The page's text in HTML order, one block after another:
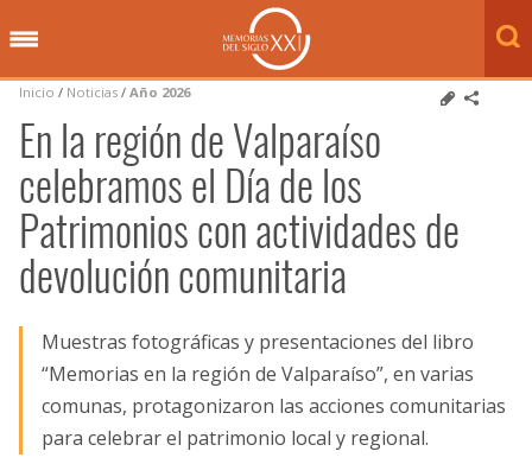
Inicio / Noticias / Año 2026
En la región de Valparaíso
celebramos el Día de los
Patrimonios con actividades de
devolución comunitaria
Muestras fotográficas y presentaciones del libro
“Memorias en la región de Valparaíso”, en varias
comunas, protagonizaron las acciones comunitarias
para celebrar el patrimonio local y regional.